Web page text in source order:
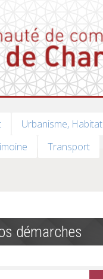
Urbanisme, Habitat
Transport
démarches